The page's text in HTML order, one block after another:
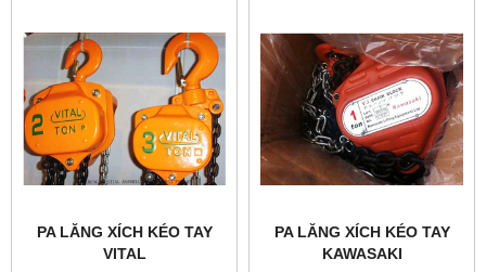
PA LĂNG XÍCH KÉO TAY
VITAL
PA LĂNG XÍCH KÉO TAY
KAWASAKI